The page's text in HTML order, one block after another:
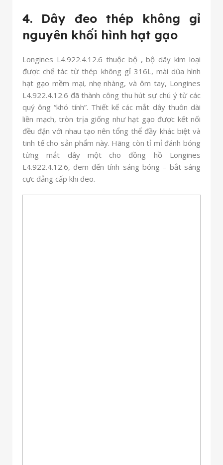
4. Dây đeo thép không gỉ
nguyên khối hình hạt gạo
Longines L4.922.4.12.6 thuộc bộ , bộ dây kim loại
được chế tác từ thép không gỉ 316L, mài dũa hình
hạt gạo mềm mại, nhẹ nhàng, và ôm tay, Longines
L4.922.4.12.6 đã thành công thu hút sự chú ý từ các
quý ông “khó tính”. Thiết kế các mắt dây thuôn dài
liền mạch, tròn trịa giống như hạt gạo được kết nối
đều đặn với nhau tạo nên tổng thể đầy khác biệt và
tinh tế cho sản phẩm này. Hãng còn tỉ mỉ đánh bóng
từng mắt dây một cho đồng hồ Longines
L4.922.4.12.6, đem đến tính sáng bóng – bắt sáng
cực đẳng cấp khi đeo.